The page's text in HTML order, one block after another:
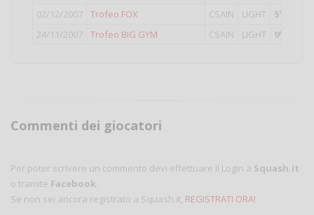
02/12/2007 Trofeo FOX CSAIN LIGHT 5°
24/11/2007
Trofeo BIG GYM CSAIN LIGHT 9°
Commenti dei giocatori
Per poter scrivere un commento devi effettuare il Login a Squash.it
o tramite Facebook.
Se non sei ancora registrato a Squash.it, REGISTRATI ORA!